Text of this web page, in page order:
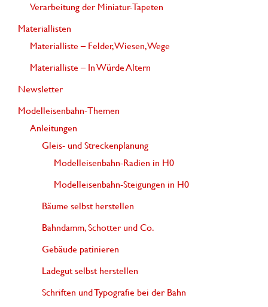
h
Verarbeitung der Miniatur-Tapeten
Materiallisten
Materialliste – Felder, Wiesen, Wege
Materialliste – In Würde Altern
Newsletter
Modelleisenbahn-Themen
Anleitungen
Gleis- und Streckenplanung
Modelleisenbahn-Radien in H0
Modelleisenbahn-Steigungen in H0
Bäume selbst herstellen
Bahndamm, Schotter und Co.
Gebäude patinieren
Ladegut selbst herstellen
Schriften und Typografie bei der Bahn